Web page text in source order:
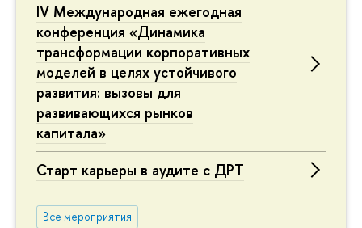
IV Международная ежегодная
конференция «Динамика
трансформации корпоративных
моделей в целях устойчивого
развития: вызовы для
развивающихся рынков
капитала»
Старт карьеры в аудите с ДРТ
Все мероприятия